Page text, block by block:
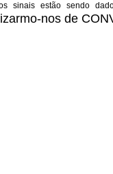
sinais estão sendo
nos de